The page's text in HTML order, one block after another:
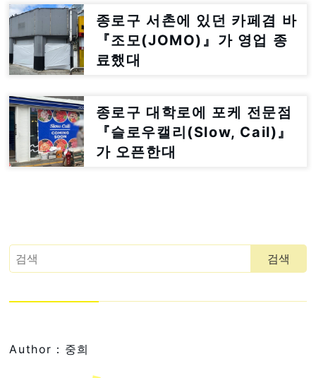
종로구 서촌에 있던 카페겸 바
『조모(JOMO)』가 영업 종
료했대
종로구 대학로에 포케 전문점
『슬로우캘리(Slow, Cail)』
가 오픈한대
Author：중희